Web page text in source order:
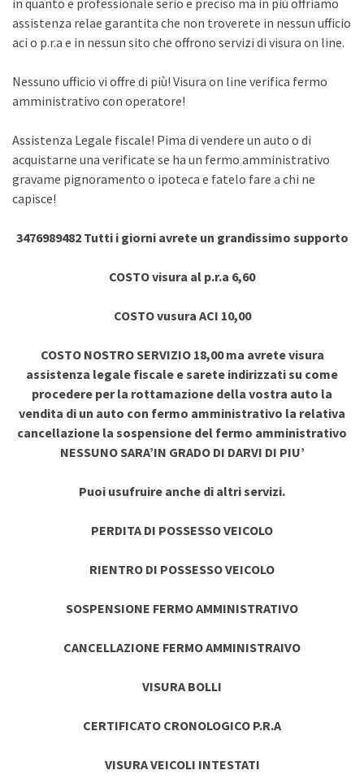
in quanto è professionale serio e preciso ma in più offriamo
assistenza relae garantita che non troverete in nessun ufficio
aci o p.r.a e in nessun sito che offrono servizi di visura on line.
Nessuno ufficio vi offre di più! Visura on line verifica fermo
amministrativo con operatore!
Assistenza Legale fiscale! Pima di vendere un auto o di
acquistarne una verificate se ha un fermo amministrativo
gravame pignoramento o ipoteca e fatelo fare a chi ne
capisce!
3476989482 Tutti i giorni avrete un grandissimo supporto
COSTO visura al p.r.a 6,60
COSTO vusura ACI 10,00
COSTO NOSTRO SERVIZIO 18,00 ma avrete visura
assistenza legale fiscale e sarete indirizzati su come
procedere per la rottamazione della vostra auto la
vendita di un auto con fermo amministrativo la relativa
cancellazione la sospensione del fermo amministrativo
NESSUNO SARA’IN GRADO DI DARVI DI PIU’
Puoi usufruire anche di altri servizi.
PERDITA DI POSSESSO VEICOLO
RIENTRO DI POSSESSO VEICOLO
SOSPENSIONE FERMO AMMINISTRATIVO
CANCELLAZIONE FERMO AMMINISTRAIVO
VISURA BOLLI
CERTIFICATO CRONOLOGICO P.R.A
VISURA VEICOLI INTESTATI